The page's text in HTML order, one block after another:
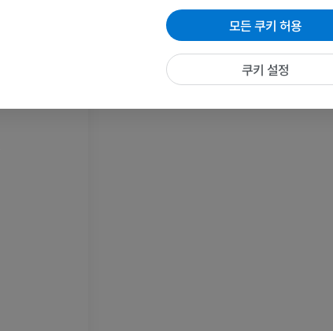
프리미엄
말 - 발가락 및 발굽
모든 쿠키 허용
쿠키 설정